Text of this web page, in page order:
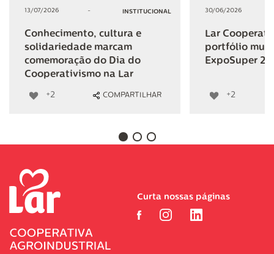
13/07/2026 - INSTITUCIONAL
Conhecimento, cultura e
solidariedade marcam
comemoração do Dia do
Cooperativismo na Lar
+2 COMPARTILHAR
30/06/2026
Lar
portfólio
ExpoSuper
+2
Curta nossas páginas